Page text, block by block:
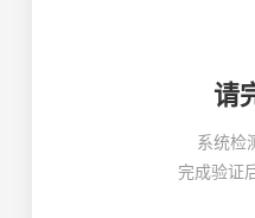
请
系统检
完成验证